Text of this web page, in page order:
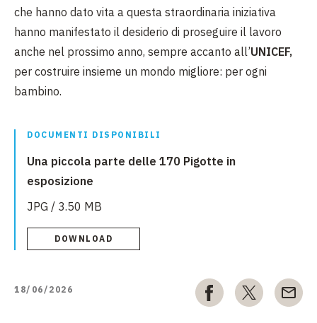
che hanno dato vita a questa straordinaria iniziativa
hanno manifestato il desiderio di proseguire il lavoro
anche nel prossimo anno, sempre accanto all’UNICEF,
per costruire insieme un mondo migliore: per ogni
bambino.
DOCUMENTI DISPONIBILI
Una piccola parte delle 170 Pigotte in
esposizione
JPG / 3.50 MB
DOWNLOAD
18/06/2026